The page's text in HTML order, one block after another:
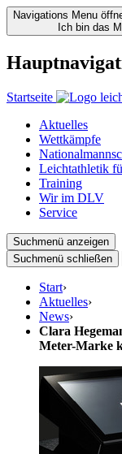
Navigations Menu
Ich bin das
Startseite
Aktuelles
Wettkämpfe
Leichtathletik
Training
Wir im DLV
Service
Suchmenü anzeigen
Suchmenü schließen
Start›
Aktuelles›
News›
Clara
Meter-Marke